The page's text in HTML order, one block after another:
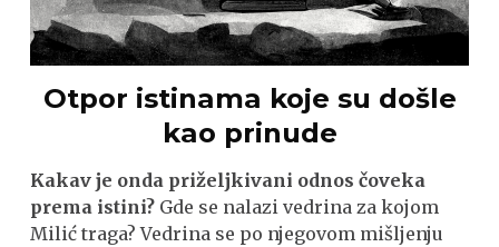
Otpor istinama koje su došle
kao prinude
Kakav je onda priželjkivani odnos čoveka
prema istini? Gde se nalazi vedrina za kojom
Milić traga? Vedrina se po njegovom mišljenju